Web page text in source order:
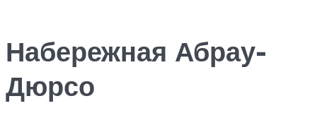
Набережная Абрау-
Дюрсо